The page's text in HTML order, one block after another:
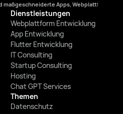
maßgeschneiderte Apps, Webplattformen
Dienstleistungen
Webplattform Entwicklung
App Entwicklung
Flutter Entwicklung
IT Consulting
Startup Consulting
Hosting
Chat GPT Services
Themen
Datenschutz